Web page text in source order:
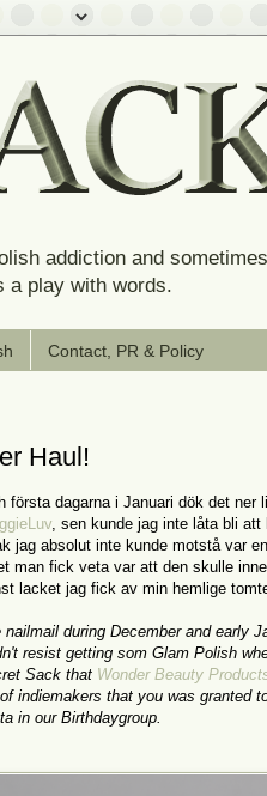
addiction and
a play with words.
Contact, PR & Policy
Haul!
första dagarna i Januari dök det
, sen kunde jag inte låta bli
jag absolut inte kunde motstå var
man fick veta var att den skulle
lacket jag fick av min hemlige
during December and early
resist getting som Glam Polish
Sack that Wonder Beauty
indiemakers that you was granted
in our Birthdaygroup.